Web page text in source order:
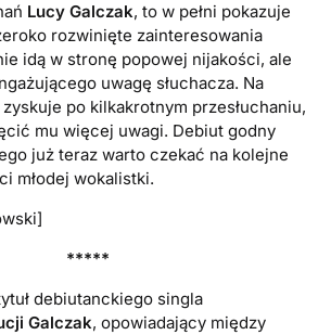
Lucy Galczak, to w pełni pokazuje
rozwinięte zainteresowania
idą w stronę popowej nijakości, ale
uwagę słuchacza. Na
po kilkakrotnym przesłuchaniu,
mu więcej uwagi. Debiut godny
już teraz warto czekać na kolejne
młodej wokalistki.
*****
debiutanckiego singla
Galczak, opowiadający między